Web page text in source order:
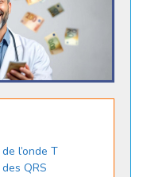
l’onde T
QRS